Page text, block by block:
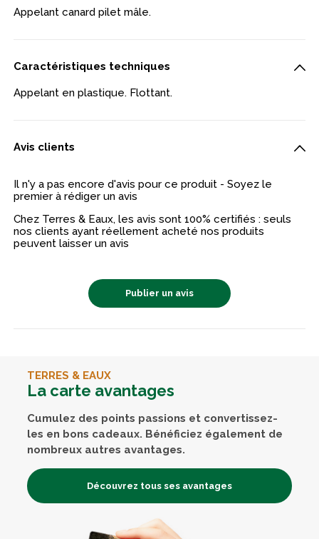
Appelant canard pilet mâle.
Caractéristiques techniques
Appelant en plastique. Flottant.
Avis clients
Il n'y a pas encore d'avis pour ce produit - Soyez le
premier à rédiger un avis
Chez Terres & Eaux, les avis sont 100% certifiés : seuls
nos clients ayant réellement acheté nos produits
peuvent laisser un avis
Publier un avis
TERRES & EAUX
La carte avantages
Cumulez des points passions et convertissez-
les en bons cadeaux. Bénéficiez également de
nombreux autres avantages.
Découvrez tous ses avantages